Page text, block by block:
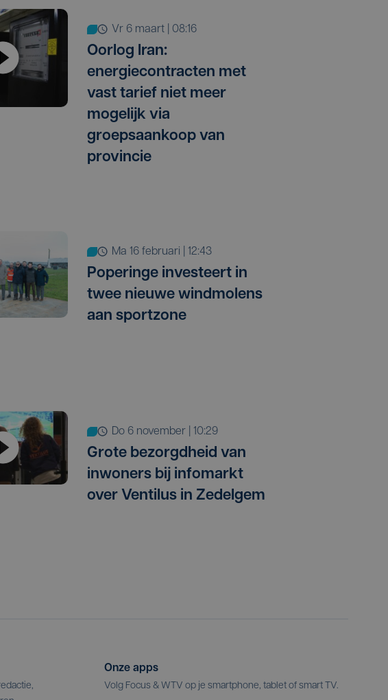
vr 6 maart | 08:16
Oorlog Iran:
energiecontracten met
vast tarief niet meer
mogelijk via
groepsaankoop van
provincie
ma 16 februari | 12:43
Poperinge investeert in
twee nieuwe windmolens
aan sportzone
do 6 november | 10:29
Grote bezorgdheid van
inwoners bij infomarkt
over Ventilus in Zedelgem
Onze apps
Volg Focus & WTV op je smartphone, tablet of smart TV.